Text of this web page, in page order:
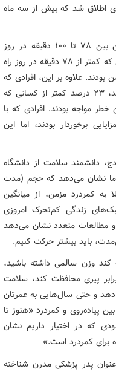
اطلاق شد که بیش از سه ماه
در طول سال‌ها، افرادی که به طور میانگین بین ۷۸ تا ۱۰۰ دقیقه در روز
پیاده‌روی می‌کردند، ۱۳ درصد کمتر از کسانی که کمتر از ۷۸ دقیقه در روز راه
علاوه بر این، افرادی که
بیش از ۱۰۰ دقیقه در روز پیاده‌روی می‌کردند، ۲۳ درصد کمتر از کسانی که
با این خطر مواجه بودند. افرادی که با
برخوردار بودند، اما این
دانشمند سلامت از دانشگاه
ما نشان می‌دهد که حجم (مدت
به کمردرد مزمن، از میانگین
زندگی کم‌تحرک امروزی
و مطالعات متعدد نشان می‌دهد
باید بیشتر حرکت کنیم.
کند وزن سالمی داشته باشید،
پیری محافظت کند، سلامت
و حتی سال‌هایی به عمرتان
پیاده‌روی و کمردرد «هنوز تا
که در اختیار داریم نشان
برای کمردرد است.»
پدر پزشکی مدرن شناخته